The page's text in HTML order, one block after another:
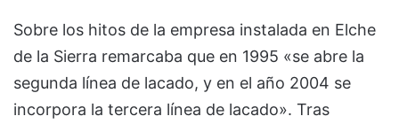
Sobre los hitos de la empresa instalada en Elche
de la Sierra remarcaba que en 1995 «se abre la
segunda línea de lacado, y en el año 2004 se
incorpora la tercera línea de lacado». Tras